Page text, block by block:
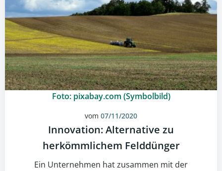
Foto: pixabay.com (Symbolbild)
vom 07/11/2020
Innovation: Alternative zu
herkömmlichem Felddünger
Ein Unternehmen hat zusammen mit der